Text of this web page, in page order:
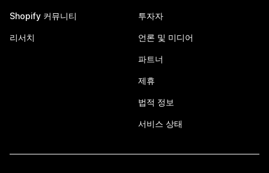
Shopify 커뮤니티
리서치
투자자
언론 및 미디어
파트너
제휴
법적 정보
서비스 상태